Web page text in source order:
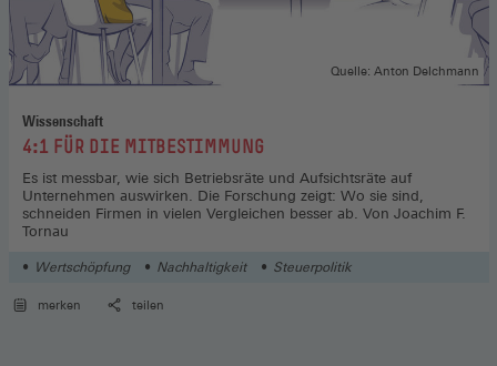
Wissenschaft
:4:1 FÜR DIE MITBESTIMMUNG
Quelle: Anton Delchmann
Es ist messbar, wie sich Betriebsräte und Aufsichtsräte auf
Unternehmen auswirken. Die Forschung zeigt: Wo sie sind,
schneiden Firmen in vielen Vergleichen besser ab. Von Joachim F.
Tornau
Wertschöpfung Nachhaltigkeit Steuerpolitik
merken teilen